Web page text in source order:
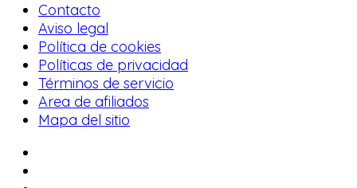
Contacto
Aviso legal
Política de cookies
Políticas de privacidad
Términos de servicio
Area de afiliados
Mapa del sitio